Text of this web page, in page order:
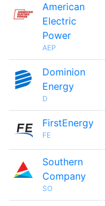
American
Electric
Power
AEP
Dominion
Energy
D
FirstEnergy
FE
Southern
Company
SO